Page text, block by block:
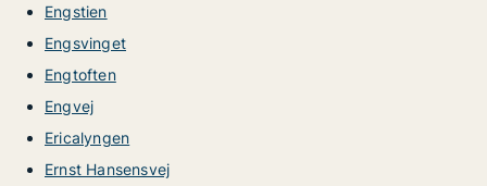
Engstien
Engsvinget
Engtoften
Engvej
Ericalyngen
Ernst Hansensvej